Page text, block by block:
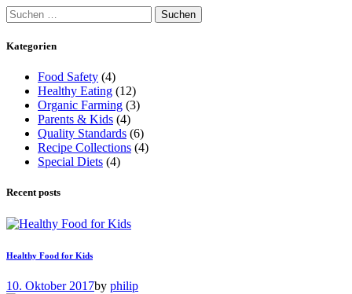
Suchen
nach:
Kategorien
Food Safety (4)
Healthy Eating (12)
Organic Farming (3)
Parents & Kids (4)
Quality Standards (6)
Recipe Collections (4)
Special Diets (4)
Recent posts
Healthy Food for Kids
10. Oktober 2017by philip